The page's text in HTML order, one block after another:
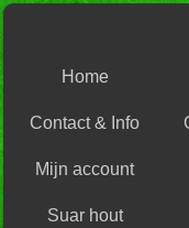
Home
Contact & Info
Mijn account
Suar hout